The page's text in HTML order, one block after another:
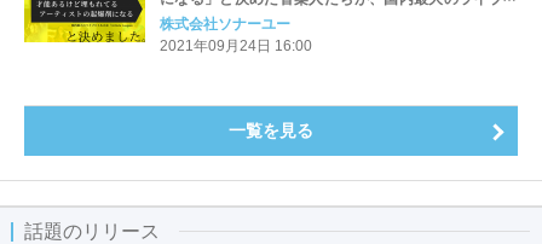
トル大会、「ARTISTS LEAGUE GRAND-PRIX2021」
を開催！
株式会社ソナーユー
2021年09月24日 16:00
一覧を見る
話題のリリース